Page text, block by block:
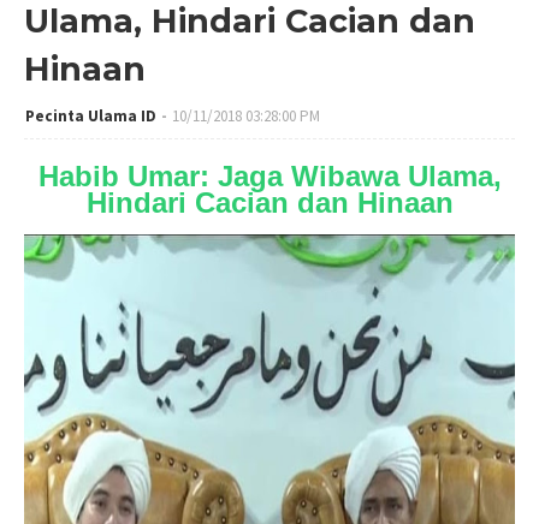
Ulama, Hindari Cacian dan
Hinaan
Pecinta Ulama ID 10/11/2018 03:28:00 PM
Habib Umar: Jaga Wibawa Ulama,
Hindari Cacian dan Hinaan